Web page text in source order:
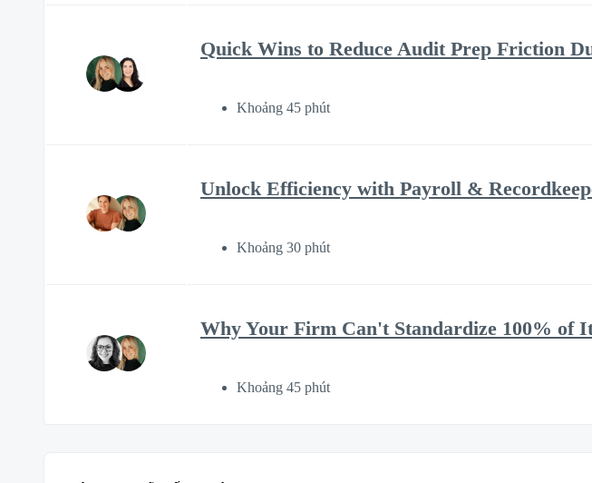
Quick Wins to Reduce Audit Prep Friction
Khoảng 45 phút
Unlock Efficiency with Payroll &
Khoảng 30 phút
Why Your Firm Can't Standardize 100% of
Khoảng 45 phút